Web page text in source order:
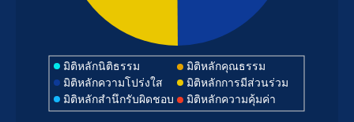
มิติหลักนิติธรรม มิติหลักคุณธรรม
มิติหลักความโปร่งใส
มิติหลักการมีส่วนร่วม
มิติหลักสำนึกรับผิดชอบ
มิติหลักความคุ้มค่า